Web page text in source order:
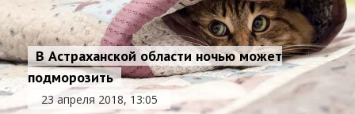
В Астраханской области ночью может
подморозить
23 апреля 2018, 13:05